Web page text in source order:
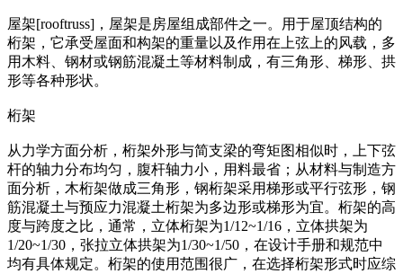
屋架[rooftruss]，屋架是房屋组成部件之一。用于屋顶结构的
桁架，它承受屋面和构架的重量以及作用在上弦上的风载，多
用木料、钢材或钢筋混凝土等材料制成，有三角形、梯形、拱
形等各种形状。
桁架
从力学方面分析，桁架外形与简支梁的弯矩图相似时，上下弦
杆的轴力分布均匀，腹杆轴力小，用料最省；从材料与制造方
面分析，木桁架做成三角形，钢桁架采用梯形或平行弦形，钢
筋混凝土与预应力混凝土桁架为多边形或梯形为宜。桁架的高
度与跨度之比，通常，立体桁架为1/12~1/16，立体拱架为
1/20~1/30，张拉立体拱架为1/30~1/50，在设计手册和规范中
均有具体规定。桁架的使用范围很广，在选择桁架形式时应综